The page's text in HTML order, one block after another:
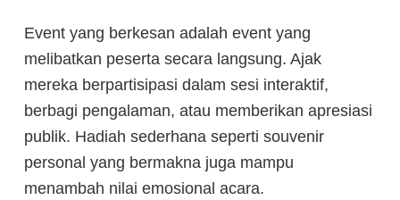
Event yang berkesan adalah event yang
melibatkan peserta secara langsung. Ajak
mereka berpartisipasi dalam sesi interaktif,
berbagi pengalaman, atau memberikan apresiasi
publik. Hadiah sederhana seperti souvenir
personal yang bermakna juga mampu
menambah nilai emosional acara.